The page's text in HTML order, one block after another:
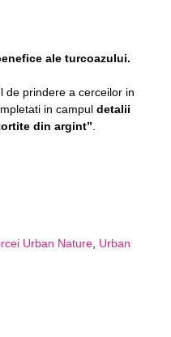
ale turcoazului.
de prindere a cerceilor in
in campul detalii
din argint”.
Urban Nature, Urban